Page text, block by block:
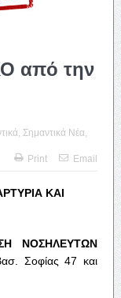
από την
Σημαντικά Νέα
Print
Email
ΚΑΙ
ΝΟΣΗΛΕΥΤΩΝ
Σοφίας 47 και